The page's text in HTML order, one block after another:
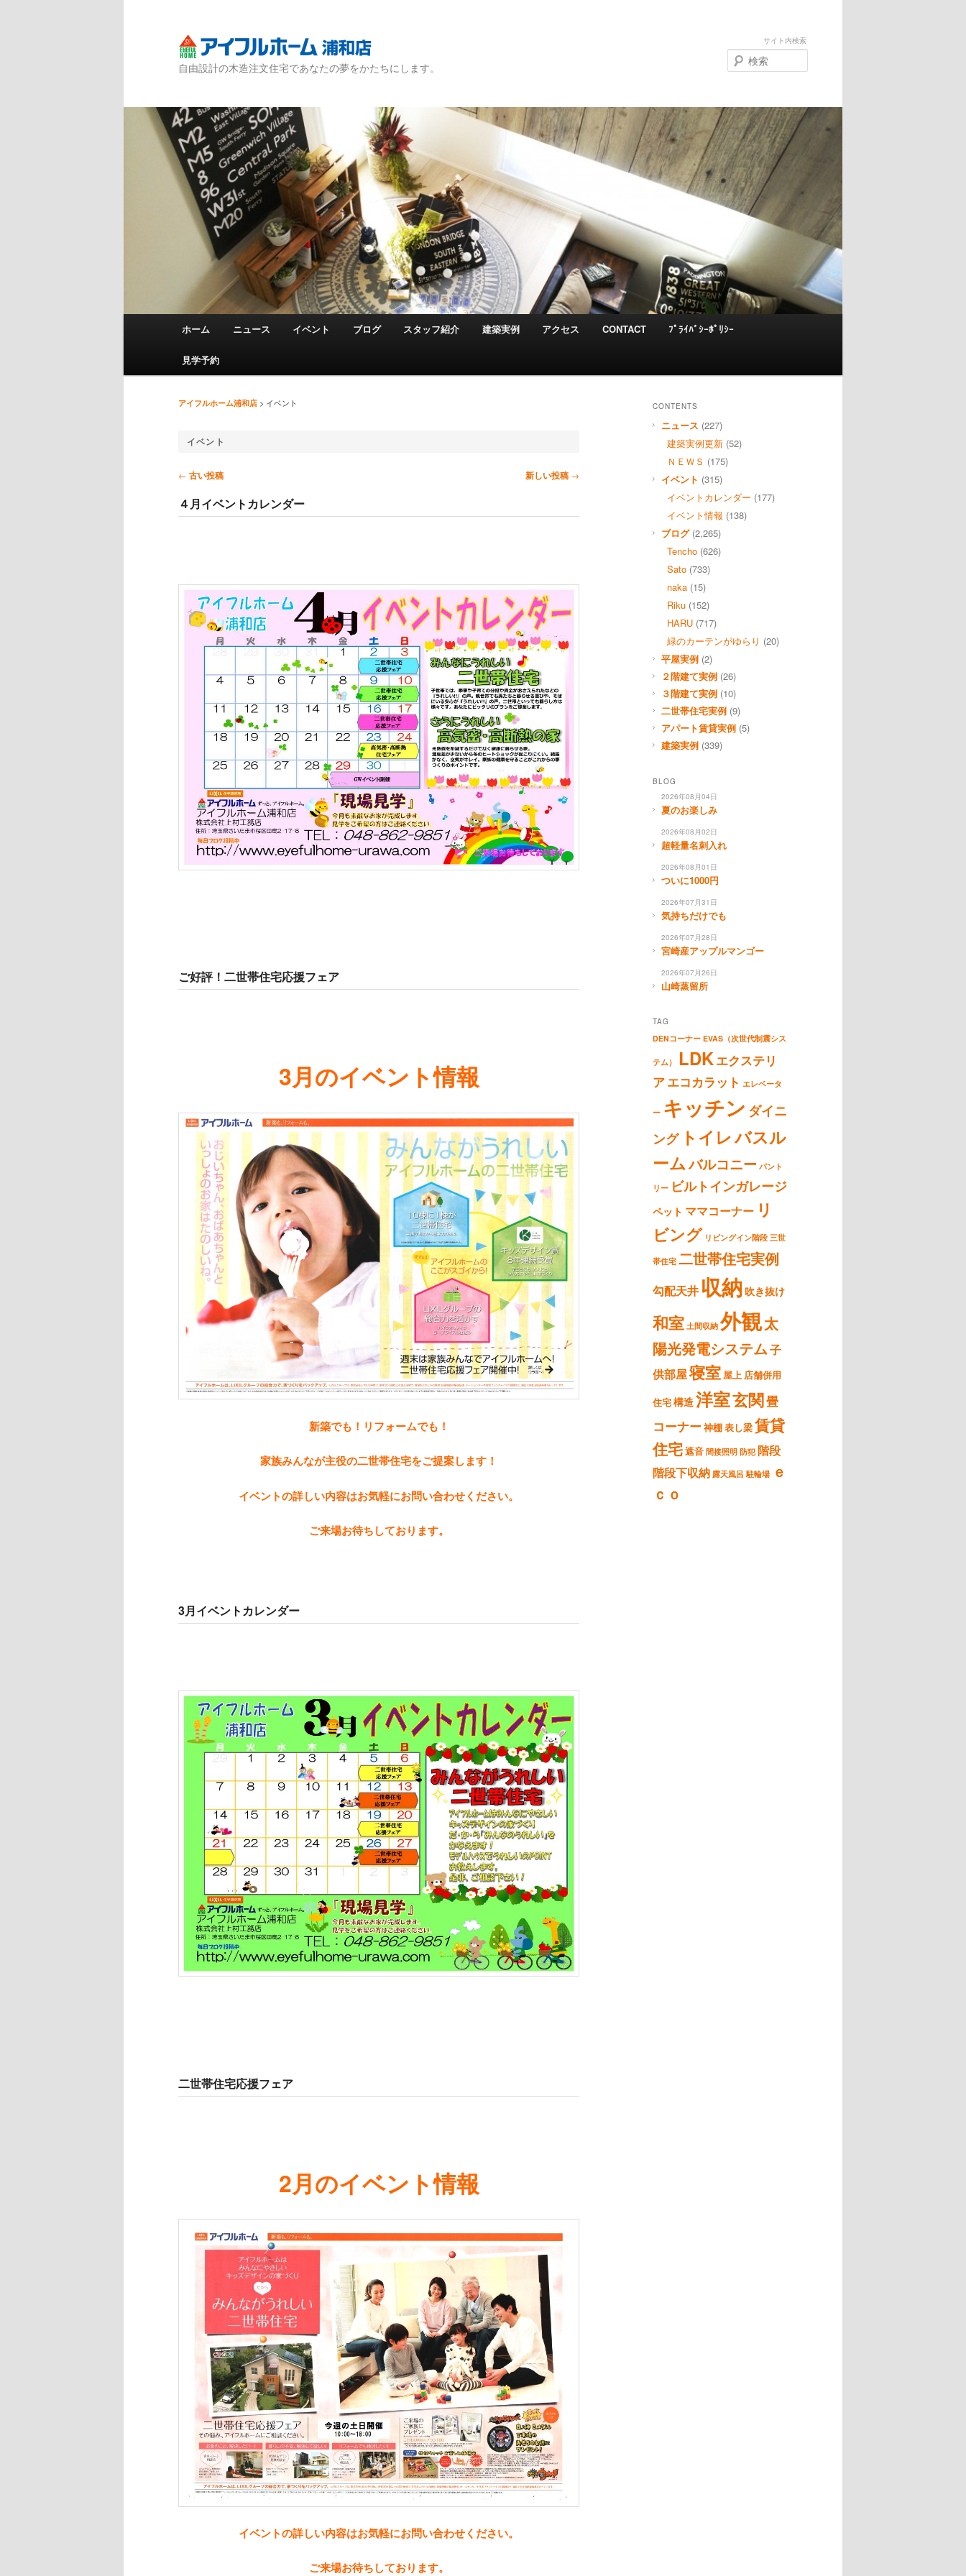
自由設計の木造注文住宅であなたの夢をかたちにします。
サイト内検索
メインコンテンツへ移動
サブコンテンツへ移動
ホーム ニュース イベント ブログ スタッフ紹介 建築実例 アクセス CONTACT ﾌﾟﾗｲﾊﾞｼｰﾎﾟﾘｼｰ
見学予約
アイフルホーム浦和店 > イベント
イベント
投稿ナビゲーション
← 古い投稿 新しい投稿 →
４月イベントカレンダー
ご好評！二世帯住宅応援フェア
3月のイベント情報
新築でも！リフォームでも！
家族みんなが主役の二世帯住宅をご提案します！
イベントの詳しい内容はお気軽にお問い合わせください。
ご来場お待ちしております。
3月イベントカレンダー
二世帯住宅応援フェア
2月のイベント情報
イベントの詳しい内容はお気軽にお問い合わせください。
ご来場お待ちしております。
CONTENTS
ニュース (227)
建築実例更新 (52)
ＮＥＷＳ (175)
イベント (315)
イベントカレンダー (177)
イベント情報 (138)
ブログ(2,265)
Tencho (626)
Sato (733)
naka (15)
Riku (152)
HARU (717)
緑のカーテンがゆらり (20)
平屋実例 (2)
２階建て実例 (26)
３階建て実例 (10)
二世帯住宅実例 (9)
アパート賃貸実例 (5)
建築実例 (339)
BLOG
2026年08月04日
夏のお楽しみ
2026年08月02日
超軽量名刺入れ
2026年08月01日
ついに1000円
2026年07月31日
気持ちだけでも
2026年07月28日
宮崎産アップルマンゴー
2026年07月26日
山崎蒸留所
TAG
DENコーナー EVAS（次世代制震シス
テム） LDKエクステリ
アエコカラット エレベータ
ー キッチン ダイニ
ング トイレバスル
ームバルコニー パント
リー ビルトインガレージ
ペット ママコーナー リ
ビング リビングイン階段 三世
帯住宅 二世帯住宅実例
勾配天井 収納 吹き抜け
和室 土間収納 外観太
陽光発電システム子
供部屋寝室 屋上 店舗併用
住宅構造洋室玄関畳
コーナー神棚表し梁賃貸
住宅遮音 間接照明 防犯 階段
階段下収納 露天風呂 駐輪場 ｅ
ｃｏ